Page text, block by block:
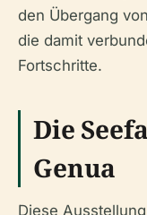
den Übergang
die damit
Fortschritte.
Die
Genua
Diese